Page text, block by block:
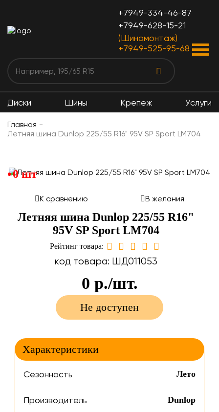
+7949-334-46-87
+7949-628-15-21
(Шиномонтаж)
+7949-525-95-68
Диски Шины Крепеж Услуги
Главная
Летняя шина Dunlop 225/55 R16" 95V SP Sport LM704
0 шт
К сравнению В желания
Летняя шина Dunlop 225/55 R16"
95V SP Sport LM704
Рейтинг товара:
код товара: ШД011053
0 р./шт.
Не доступен
Характеристики
Сезонность Лето
Производитель Dunlop